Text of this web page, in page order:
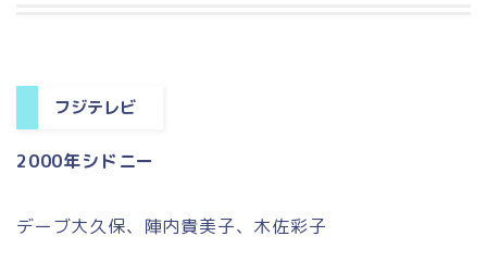
フジテレビ
2000年シドニー
デーブ大久保、陣内貴美子、木佐彩子